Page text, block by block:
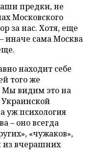
предки, не
Московского
за нас. Хотя, еще
иначе сама Москва
находит себе
того же
Мы видим это на
уж психология
– оно всегда
«чужаков»,
из вчерашних